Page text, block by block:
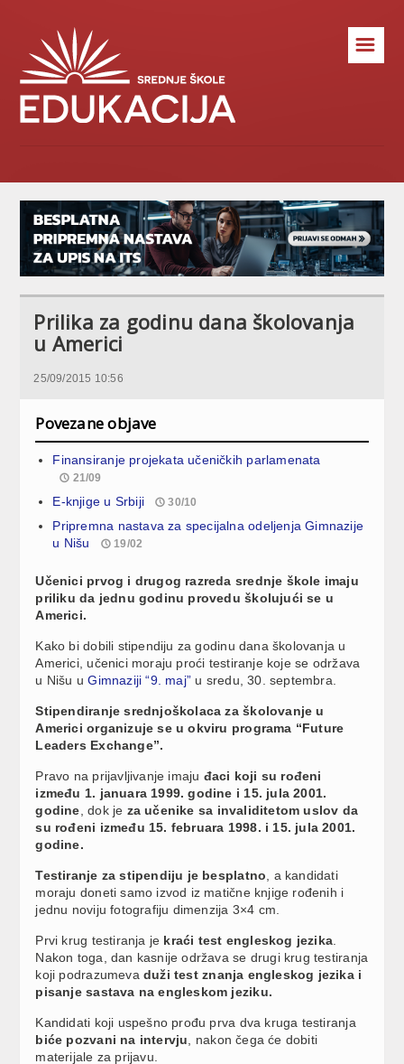
☰
Prilika za godinu dana školovanja
u Americi
25/09/2015 10:56
Povezane objave
Finansiranje projekata učeničkih parlamenata
21/09
E-knjige u Srbiji 30/10
Pripremna nastava za specijalna odeljenja Gimnazije
u Nišu
19/02
Učenici prvog i drugog razreda srednje škole imaju
priliku da jednu godinu provedu školujući se u
Americi.
Kako bi dobili stipendiju za godinu dana školovanja u
Americi, učenici moraju proći testiranje koje se održava
u Nišu uGimnaziji “9. maj” u sredu, 30. septembra.
Stipendiranje srednjoškolaca za školovanje u
Americi organizuje se u okviru programa “Future
Leaders Exchange”.
Pravo na prijavljivanje imaju đaci koji su rođeni
između 1. januara 1999. godine i 15. jula 2001.
godine , dok je za učenike sa invaliditetom uslov da
su rođeni između 15. februara 1998. i 15. jula 2001.
godine.
Testiranje za stipendiju je besplatno , a kandidati
moraju doneti samo izvod iz matične knjige rođenih i
jednu noviju fotografiju dimenzija 3×4 cm.
Prvi krug testiranja je kraći test engleskog jezika
Nakon toga, dan kasnije održava se drugi krug testiranja
koji podrazumeva duži test znanja engleskog jezika i
pisanje sastava na engleskom jeziku.
Kandidati koji uspešno prođu prva dva kruga testiranja
biće pozvani na intervju , nakon čega će dobiti
materijale za prijavu.